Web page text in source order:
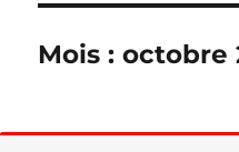
Mois : octobre